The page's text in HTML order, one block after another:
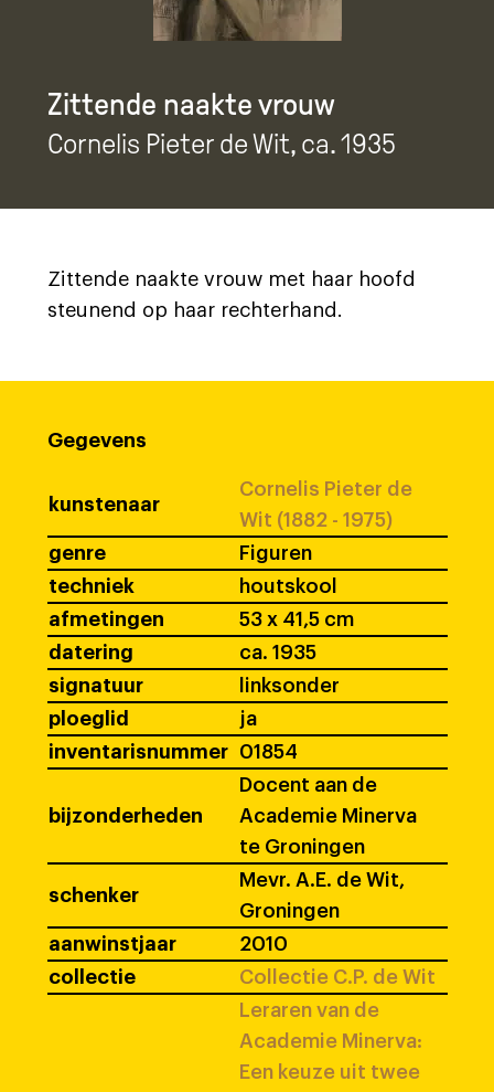
Zittende naakte vrouw
Cornelis Pieter de Wit, ca. 1935
Zittende naakte vrouw met haar hoofd
steunend op haar rechterhand.
Gegevens
kunstenaar
Cornelis Pieter de
Wit (1882 - 1975)
genre
Figuren
techniek
houtskool
afmetingen
53 x 41,5 cm
datering
ca. 1935
signatuur
linksonder
ploeglid
ja
inventarisnummer
01854
bijzonderheden
Docent aan de
Academie Minerva
te Groningen
schenker
Mevr. A.E. de Wit,
Groningen
aanwinstjaar
2010
collectie
Collectie C.P. de Wit
Leraren van de
Academie Minerva:
Een keuze uit twee